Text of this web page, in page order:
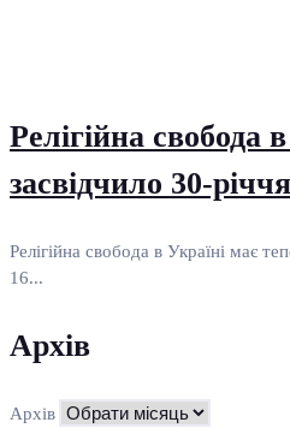
Релігійна свобода
засвідчило 30-
Релігійна свобода в Україні має
16...
Архів
Архів